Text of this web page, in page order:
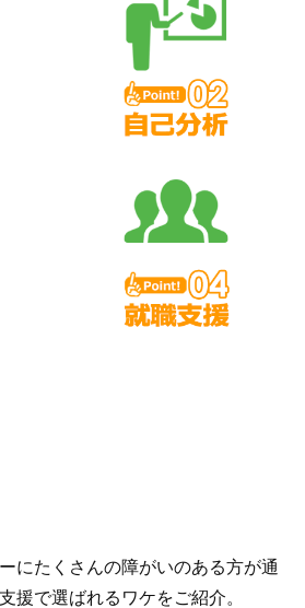
にたくさんの障がいのある方が通
援で選ばれるワケをご紹介。